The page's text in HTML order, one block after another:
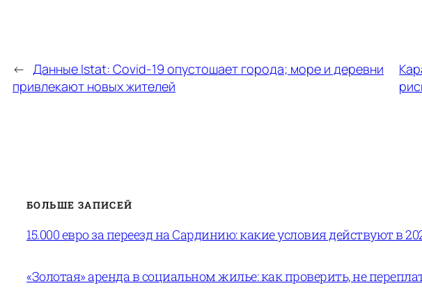
← Данные Istat: Covid-19 опустошает города; море и деревни
привлекают новых жителей
БОЛЬШЕ ЗАПИСЕЙ
15.000 евро за переезд на Сардинию: какие условия действуют в
«Золотая» аренда в социальном жилье: как проверить, не